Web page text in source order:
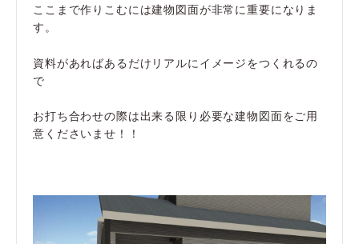
ここまで作りこむには建物図面が非常に重要になりま
す。
資料があればあるだけリアルにイメージをつくれるの
で
お打ち合わせの際は出来る限り必要な建物図面をご用
意くださいませ！！